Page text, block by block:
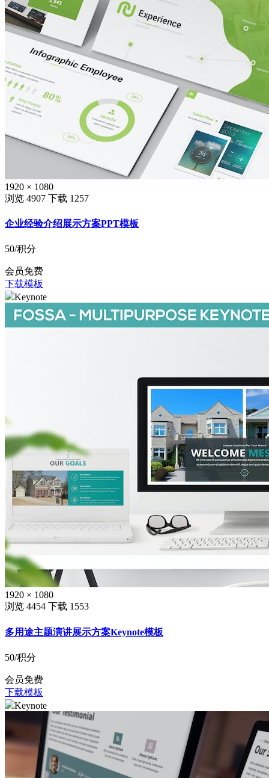
1920 × 1080
浏览 4907 下载 1257
企业经验介绍展示方案PPT模板
50/积分
会员免费
下载模板
Keynote
1920 × 1080
浏览 4454 下载 1553
多用途主题演讲展示方案Keynote模板
50/积分
会员免费
下载模板
Keynote